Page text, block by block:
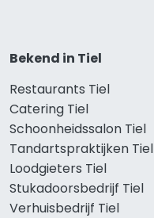
Bekend in Tiel
Restaurants Tiel
Catering Tiel
Schoonheidssalon Tiel
Tandartspraktijken Tiel
Loodgieters Tiel
Stukadoorsbedrijf Tiel
Verhuisbedrijf Tiel